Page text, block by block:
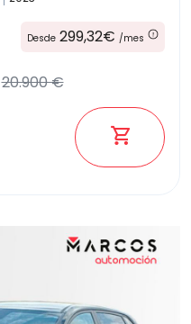
Desde 299,32€ /mes
20.900 €